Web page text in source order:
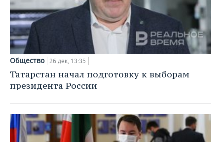
Общество 26 дек, 13:35
Татарстан начал подготовку к выборам
президента России